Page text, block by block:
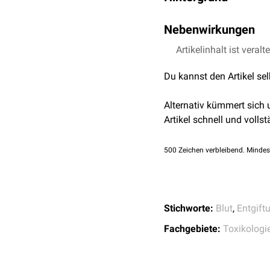
oder
Voraussetzung für den
bestimmte Substanzen
Nebenwirkungen
Blutdruckabfall
Elimination wichtiger
Artikelinhalt ist
Du kannst den Artikel
Alternativ kümmert sich
Artikel schnell und
500 Zeichen verbleibend.
Stichworte: Blut,
Fachgebiete: